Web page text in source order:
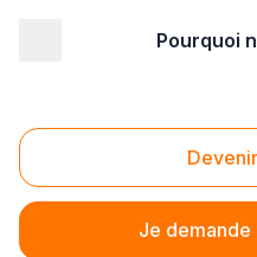
Pourquoi
Je demande
Façade Illzach (68110)